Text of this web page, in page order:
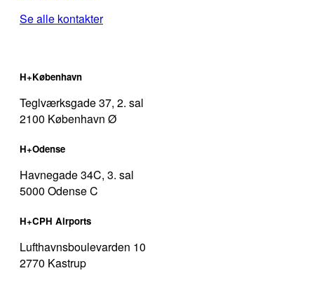
Se alle kontakter
H+København
Teglværksgade 37, 2. sal
2100 København Ø
H+Odense
Havnegade 34C, 3. sal
5000 Odense C
H+CPH Airports
Lufthavnsboulevarden 10
2770 Kastrup